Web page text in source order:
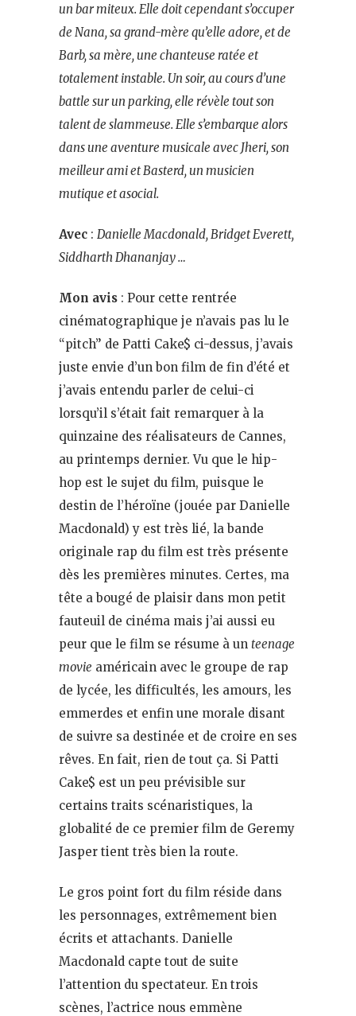
un bar miteux. Elle doit cependant s’occuper
de Nana, sa grand-mère qu’elle adore, et de
Barb, sa mère, une chanteuse ratée et
totalement instable. Un soir, au cours d’une
battle sur un parking, elle révèle tout son
talent de slammeuse. Elle s’embarque alors
dans une aventure musicale avec Jheri, son
meilleur ami et Basterd, un musicien
mutique et asocial.
Avec : Danielle Macdonald, Bridget Everett,
Siddharth Dhananjay …
Mon avis : Pour cette rentrée
cinématographique je n’avais pas lu le
“pitch” de Patti Cake$ ci-dessus, j’avais
juste envie d’un bon film de fin d’été et
j’avais entendu parler de celui-ci
lorsqu’il s’était fait remarquer à la
quinzaine des réalisateurs de Cannes,
au printemps dernier. Vu que le hip-
hop est le sujet du film, puisque le
destin de l’héroïne (jouée par Danielle
Macdonald) y est très lié, la bande
originale rap du film est très présente
dès les premières minutes. Certes, ma
tête a bougé de plaisir dans mon petit
fauteuil de cinéma mais j’ai aussi eu
peur que le film se résume à un teenage
movie américain avec le groupe de rap
de lycée, les difficultés, les amours, les
emmerdes et enfin une morale disant
de suivre sa destinée et de croire en ses
rêves. En fait, rien de tout ça. Si Patti
Cake$ est un peu prévisible sur
certains traits scénaristiques, la
globalité de ce premier film de Geremy
Jasper tient très bien la route.
Le gros point fort du film réside dans
les personnages, extrêmement bien
écrits et attachants. Danielle
Macdonald capte tout de suite
l’attention du spectateur. En trois
scènes, l’actrice nous emmène